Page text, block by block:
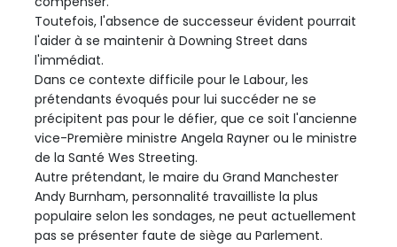
Toutefois, l'absence de successeur évident pourrait
l'aider à se maintenir à Downing Street dans
l'immédiat.
Dans ce contexte difficile pour le Labour, les
prétendants évoqués pour lui succéder ne se
précipitent pas pour le défier, que ce soit l'ancienne
vice-Première ministre Angela Rayner ou le ministre
de la Santé Wes Streeting.
Autre prétendant, le maire du Grand Manchester
Andy Burnham, personnalité travailliste la plus
populaire selon les sondages, ne peut actuellement
pas se présenter faute de siège au Parlement.